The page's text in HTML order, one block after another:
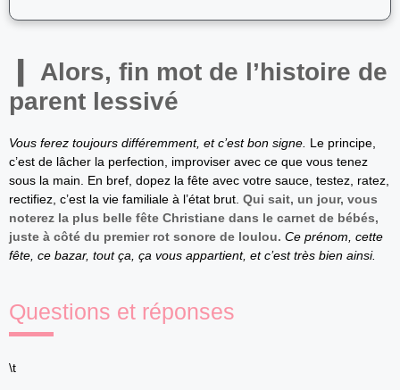
Alors, fin mot de l’histoire de
parent lessivé
Vous ferez toujours différemment, et c’est bon signe. Le principe,
c’est de lâcher la perfection, improviser avec ce que vous tenez
sous la main. En bref, dopez la fête avec votre sauce, testez, ratez,
rectifiez, c’est la vie familiale à l’état brut. Qui sait, un jour, vous
noterez la plus belle fête Christiane dans le carnet de bébés,
juste à côté du premier rot sonore de loulou. Ce prénom, cette
fête, ce bazar, tout ça, ça vous appartient, et c’est très bien ainsi.
Questions et réponses
\t